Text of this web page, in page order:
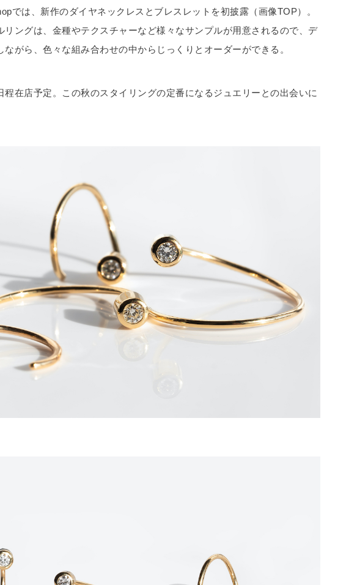
では、新作のダイヤネックレスとブレスレットを初披露（画像TOP）。
リングは、金種やテクスチャーなど様々なサンプルが用意されるので、デ
ながら、色々な組み合わせの中からじっくりとオーダーができる。
程在店予定。この秋のスタイリングの定番になるジュエリーとの出会いに